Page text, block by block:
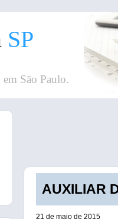
SP
São Paulo.
AUXILIAR
21 de maio de 2015